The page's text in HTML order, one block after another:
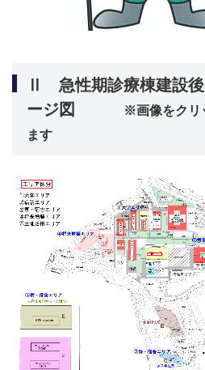
Ⅱ 急性期診療棟建設後
ージ図
※画像をクリ
ます